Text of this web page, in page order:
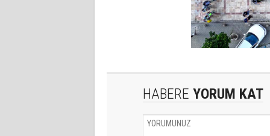
HABERE YORUM KAT